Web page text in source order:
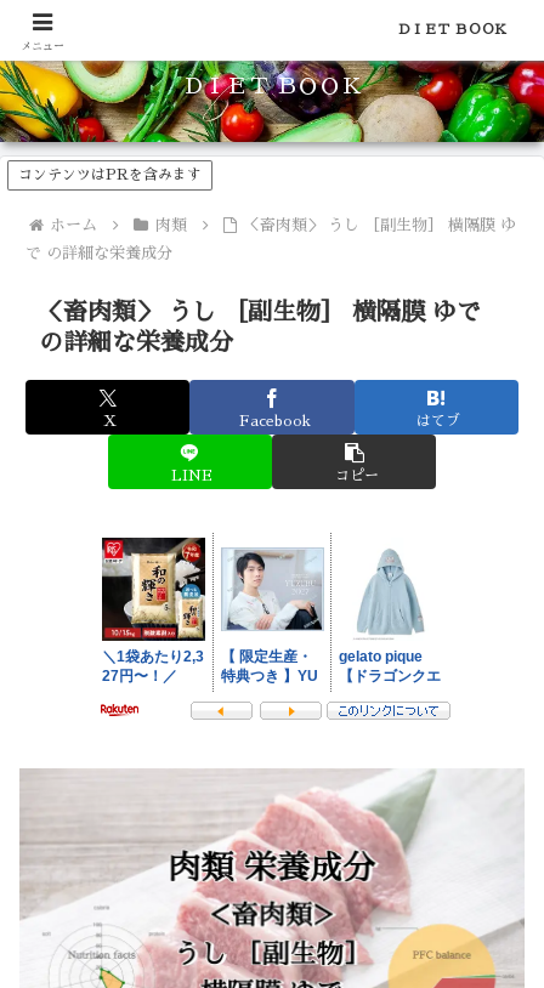
食品のカロリーや糖質などの栄養素がわかる！健康やダイエットに
ＤＩＥＴ ＢＯＯＫ
コンテンツはPRを含みます
ホーム 肉類
＜畜肉類＞ うし ［副生物］ 横隔膜 ゆ
で の詳細な栄養成分
＜畜肉類＞ うし ［副生物］ 横隔膜 ゆで
の詳細な栄養成分
X Facebook はてブ
LINE コピー
メニュー
ＤＩＥＴ ＢＯＯＫ